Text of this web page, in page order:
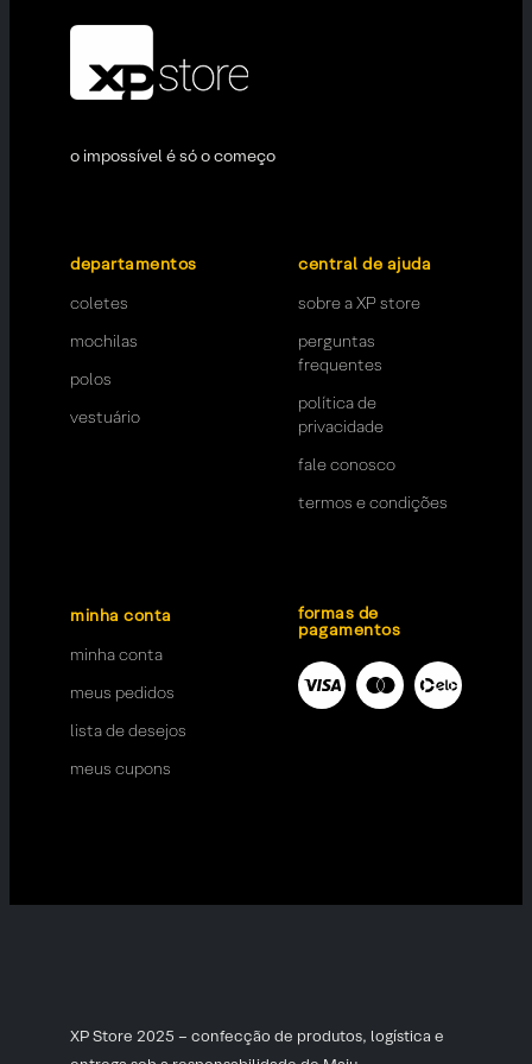
o impossível é só o começo
departamentos
coletes
mochilas
polos
vestuário
central de ajuda
sobre a XP store
perguntas
frequentes
política de
privacidade
fale conosco
termos e condições
minha conta
minha conta
meus pedidos
lista de desejos
meus cupons
formas de
pagamentos
XP Store 2025 – confecção de produtos, logística e